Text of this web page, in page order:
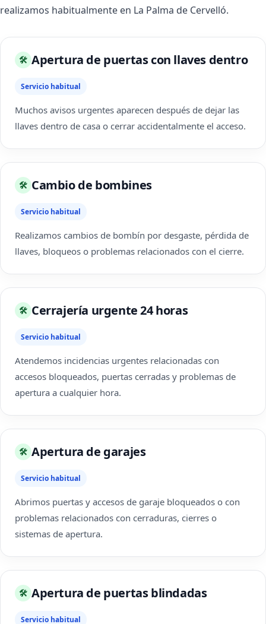
realizamos habitualmente en La Palma de Cervelló.
🛠 Apertura de puertas con llaves dentro
Servicio habitual
Muchos avisos urgentes aparecen después de dejar las
llaves dentro de casa o cerrar accidentalmente el acceso.
🛠 Cambio de bombines
Servicio habitual
Realizamos cambios de bombín por desgaste, pérdida de
llaves, bloqueos o problemas relacionados con el cierre.
🛠 Cerrajería urgente 24 horas
Servicio habitual
Atendemos incidencias urgentes relacionadas con
accesos bloqueados, puertas cerradas y problemas de
apertura a cualquier hora.
🛠 Apertura de garajes
Servicio habitual
Abrimos puertas y accesos de garaje bloqueados o con
problemas relacionados con cerraduras, cierres o
sistemas de apertura.
🛠 Apertura de puertas blindadas
Servicio habitual